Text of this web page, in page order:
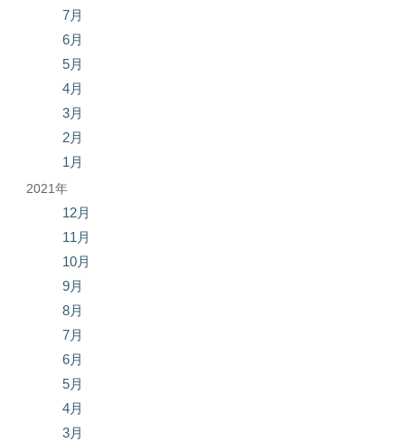
7月
6月
5月
4月
3月
2月
1月
2021年
12月
11月
10月
9月
8月
7月
6月
5月
4月
3月